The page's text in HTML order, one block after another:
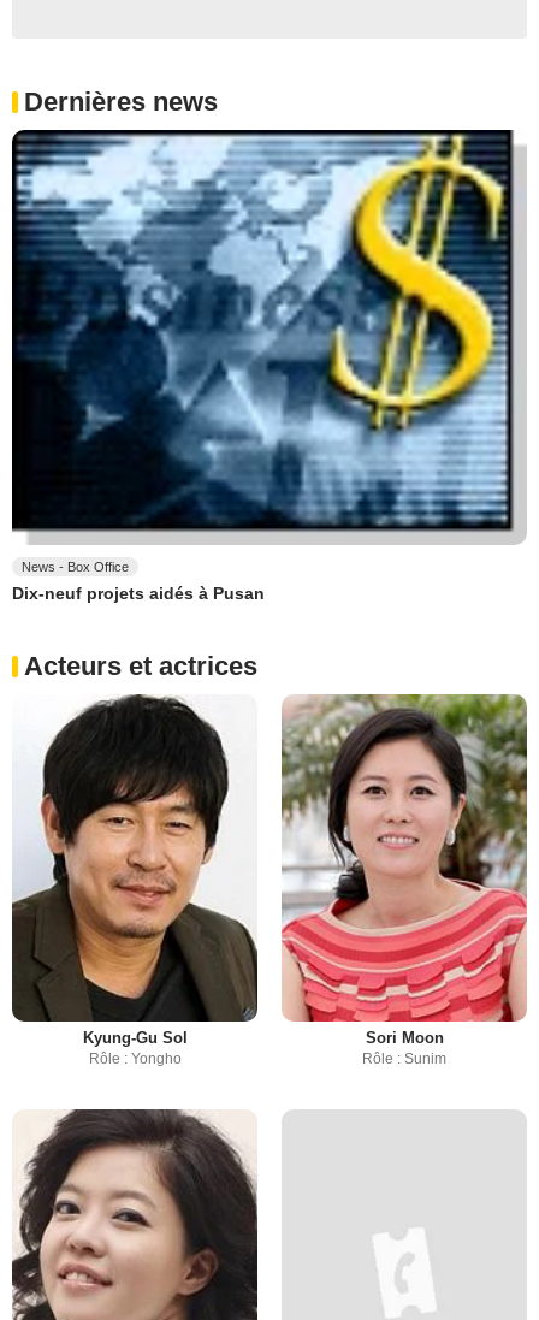
Dernières news
News - Box Office
Dix-neuf projets aidés à Pusan
Acteurs et actrices
Kyung-Gu Sol
Rôle : Yongho
Sori Moon
Rôle : Sunim